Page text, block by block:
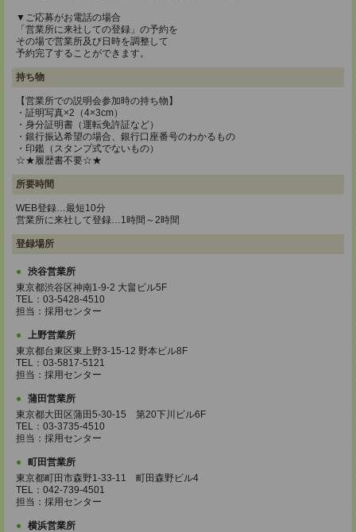
▼ご応募がお電話の場合
「営業所に来社しての登録」の予約を
その場で営業所及び日時を調整して
予約完了することができます。
持ち物
【営業所での説明会参加時の持ち物】
・証明写真×2（4×3cm）
・身分証明書（運転免許証など）
・銀行振込希望の場合、銀行口座番号のわかるもの
・印鑑（スタンプ式でないもの）
☆★履歴書不要☆★
所要時間
WEB登録…最短10分
営業所に来社して登録…1時間～2時間
登録場所
渋谷営業所
東京都渋谷区神南1-9-2 大畠ビル5F
TEL：03-5428-4510
担当：採用センター
上野営業所
東京都台東区東上野3-15-12 野本ビル8F
TEL：03-5817-5121
担当：採用センター
蒲田営業所
東京都大田区蒲田5-30-15 第20下川ビル6F
TEL：03-3735-4510
担当：採用センター
町田営業所
東京都町田市森野1-33-11 町田森野ビル4
TEL：042-739-4501
担当：採用センター
横浜営業所